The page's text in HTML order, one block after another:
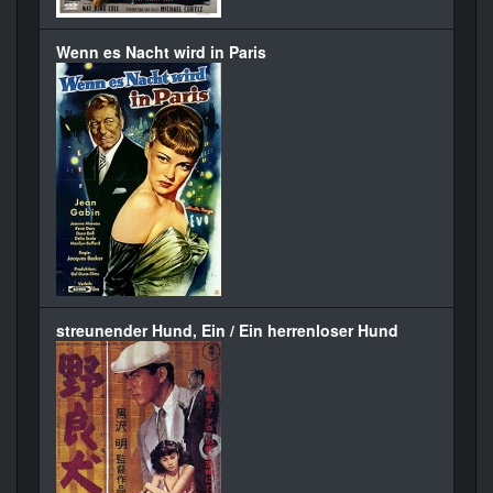
Wenn es Nacht wird in Paris
streunender Hund, Ein / Ein herrenloser Hund